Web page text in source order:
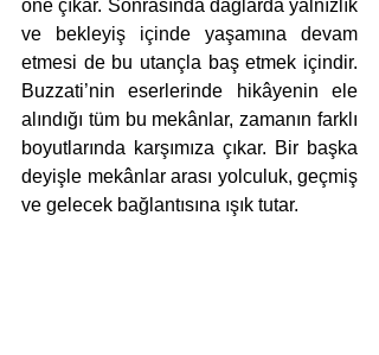
öne çıkar. Sonrasında dağlarda yalnızlık
ve bekleyiş içinde yaşamına devam
etmesi de bu utançla baş etmek içindir.
Buzzati’nin eserlerinde hikâyenin ele
alındığı tüm bu mekânlar, zamanın farklı
boyutlarında karşımıza çıkar. Bir başka
deyişle mekânlar arası yolculuk, geçmiş
ve gelecek bağlantısına ışık tutar.